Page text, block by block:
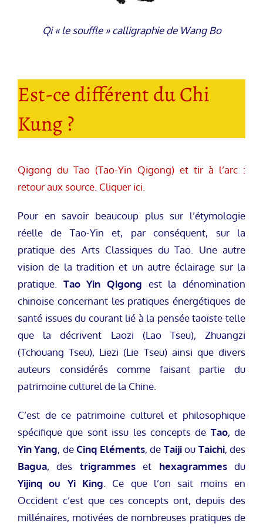
Qi « le souffle » calligraphie de Wang Bo
Est-ce différent du Chi
Kung ?
Qigong du Tao (Tao-Yin Qigong) et tir à l’arc :
retour aux source. Cliquer ici.
Pour en savoir beaucoup plus sur l’étymologie
réelle de Tao-Yin et, par conséquent, sur la
pratique des Arts Classiques du Tao. Une autre
vision de la tradition et un autre éclairage sur la
pratique. Tao Yin Qigong est la dénomination
chinoise concernant les pratiques énergétiques de
santé issues du courant lié à la pensée taoïste telle
que la décrivent Laozi (Lao Tseu), Zhuangzi
(Tchouang Tseu), Liezi (Lie Tseu) ainsi que divers
auteurs considérés comme faisant partie du
patrimoine culturel de la Chine.
C’est de ce patrimoine culturel et philosophique
spécifique que sont issu les concepts de Tao, de
Yin Yang, deCinq Eléments, de Taijiou Taichi, des
Bagua, des trigrammeset hexagrammesdu
Yijinq ou Yi King . Ce que l’on sait moins en
Occident c’est que ces concepts ont, depuis des
millénaires, motivées de nombreuses pratiques de